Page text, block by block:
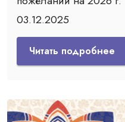
03.12.2025
Читать подробнее